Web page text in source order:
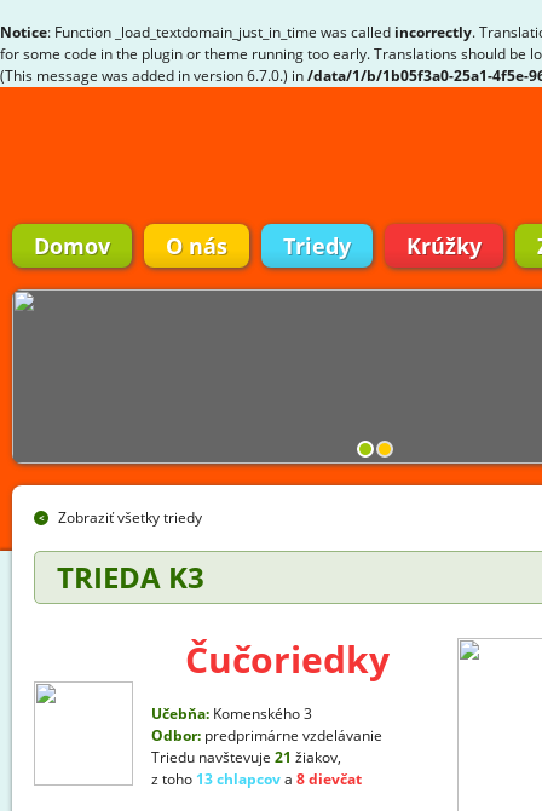
Notice: Function _load_textdomain_just_in_time was called incorrectly.
for some code in the plugin or theme running too early. Translations should be
(This message was added in version 6.7.0.) in/data/1/b/1b05f3a0-25a1-4f5e-
Domov O nás Triedy Krúžky
Zobraziť všetky triedy
TRIEDA K3
Čučoriedky
Učebňa: Komenského 3
Odbor: predprimárne vzdelávanie
Triedu navštevuje 21 žiakov,
z toho 13 chlapcova 8 dievčat